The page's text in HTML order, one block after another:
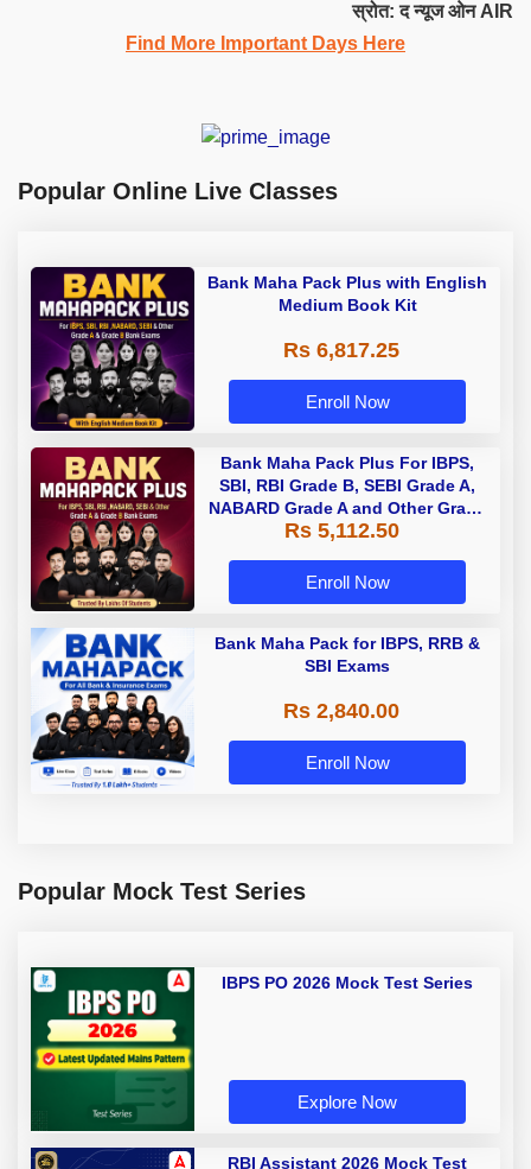
स्रोत: द न्यूज ओन AIR
Find More Important Days Here
Popular Online Live Classes
Bank Maha Pack Plus with English
Medium Book Kit
Rs 6,817.25
Enroll Now
Bank Maha Pack Plus For IBPS,
SBI, RBI Grade B, SEBI Grade A,
NABARD Grade A and Other Grade
A & Grade B Bank Exams
Rs 5,112.50
Enroll Now
Bank Maha Pack for IBPS, RRB &
SBI Exams
Rs 2,840.00
Enroll Now
Popular Mock Test Series
IBPS PO 2026 Mock Test Series
Explore Now
RBI Assistant 2026 Mock Test